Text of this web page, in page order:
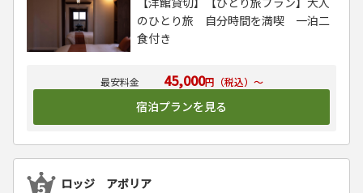
45,000円（税込）～
宿泊プランを見る
のひとり旅 自分時間を満喫 一泊二
食付き
ロッジ アボリア